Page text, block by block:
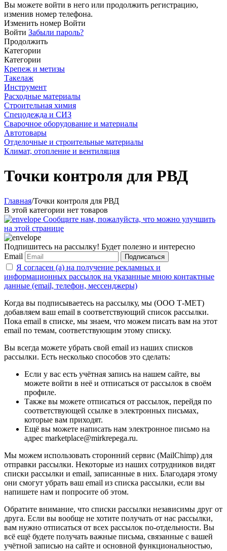
Вы можете войти в него или продолжить регистрацию,
изменив номер телефона.
Изменить номер Войти
Войти Забыли пароль?
Продолжить
Категории
Категории
Крепеж и метизы
Такелаж
Инструмент
Расходные материалы
Строительная химия
Спецодежда и СИЗ
Сварочное оборудование и материалы
Автотовары
Отделочные и строительные материалы
Климат, отопление и вентиляция
Точки контроля для РВД
Главная/Точки контроля для РВД
В этой категории нет товаров
Сообщите нам, пожалуйста, что можно улучшить
на этой странице
Подпишитесь на рассылку! Будет полезно и интересно
Email
Подписаться
Я согласен (а) на получение рекламных и
информационных рассылок на указанные мною контактные
данные (email, телефон, мессенджеры)
Когда вы подписываетесь на рассылку, мы (ООО Т-МЕТ)
добавляем ваш email в соответствующий список рассылки.
Пока email в списке, мы знаем, что можем писать вам на этот
email по темам, соответствующим этому списку.
Вы всегда можете убрать свой email из наших списков
рассылки. Есть несколько способов это сделать:
Если у вас есть учётная запись на нашем сайте, вы
можете войти в неё и отписаться от рассылок в своём
профиле.
Также вы можете отписаться от рассылок, перейдя по
соответствующей ссылке в электронных письмах,
которые вам приходят.
Ещё вы можете написать нам электронное письмо на
адрес marketplace@mirkrepega.ru.
Мы можем использовать сторонний сервис (MailChimp) для
отправки рассылки. Некоторые из наших сотрудников видят
списки рассылки и email, записанные в них. Благодаря этому
они смогут убрать ваш email из списка рассылки, если вы
напишете нам и попросите об этом.
Обратите внимание, что списки рассылки независимы друг от
друга. Если вы вообще не хотите получать от нас рассылки,
вам нужно отписаться от всех рассылок по-отдельности. Вы
всё ещё будете получать важные письма, связанные с вашей
учётной записью на сайте и основной функциональностью,